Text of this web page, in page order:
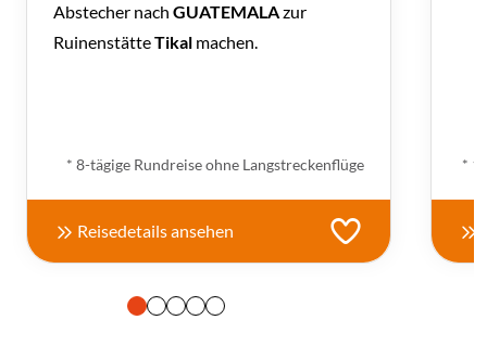
Abstecher nach GUATEMALAzur
RuinenstätteTikal machen.
* 8-tägige Rundreise ohne Langstreckenflüge
Reisedetails ansehen
*